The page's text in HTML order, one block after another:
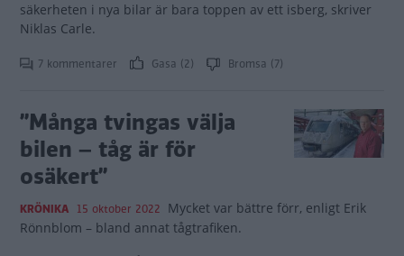
säkerheten i nya bilar är bara toppen av ett isberg, skriver
Niklas Carle.
7 kommentarer Gasa (2) Bromsa (7)
”Många tvingas välja
bilen – tåg är för
osäkert”
KRÖNIKA 15 oktober 2022 Mycket var bättre förr, enligt Erik
Rönnblom – bland annat tågtrafiken.